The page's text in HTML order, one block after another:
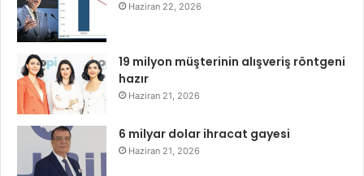
Haziran 22, 2026
19 milyon müşterinin alışveriş röntgeni
hazır
Haziran 21, 2026
6 milyar dolar ihracat gayesi
Haziran 21, 2026